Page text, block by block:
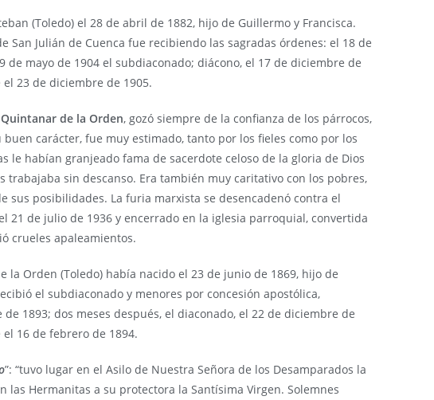
(Toledo) el 28 de abril de 1882, hijo de Guillermo y Francisca.
San Julián de Cuenca fue recibiendo las sagradas órdenes: el 18 de
de mayo de 1904 el subdiaconado; diácono, el 17 de diciembre de
23 de diciembre de 1905.
de la Orden, gozó siempre de la confianza de los párrocos,
carácter, fue muy estimado, tanto por los fieles como por los
le habían granjeado fama de sacerdote celoso de la gloria de Dios
trabajaba sin descanso. Era también muy caritativo con los pobres,
sus posibilidades. La furia marxista se desencadenó contra el
21 de julio de 1936 y encerrado en la iglesia parroquial, convertida
crueles apaleamientos.
la Orden (Toledo) había nacido el 23 de junio de 1869, hijo de
el subdiaconado y menores por concesión apostólica,
1893; dos meses después, el diaconado, el 22 de diciembre de
16 de febrero de 1894.
”: “tuvo lugar en el Asilo de Nuestra Señora de los Desamparados la
Hermanitas a su protectora la Santísima Virgen. Solemnes